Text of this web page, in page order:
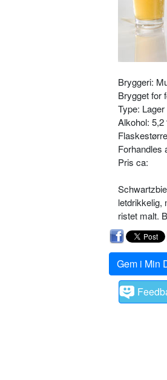
Bryggeri:
Brygget for
Type: Lager
Alkohol: 5,2
Forhandles
Pris ca:
letdrikkelig,
ristet malt.
Gem i Min